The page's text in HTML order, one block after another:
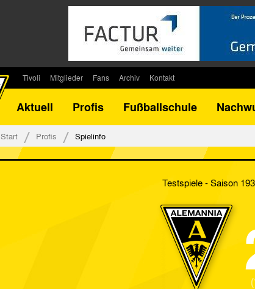
Tivoli
Stadionsprecher
Mitglieder
Kontakt
Fans
Fanbeirat
Fan-Klubs
Archiv
Kontakt
Aktuell
Profis Fußballschule
Start Profis Spielinfo
Testspiele - Saison